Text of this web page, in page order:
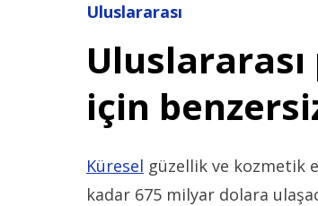
Uluslararası
için
Küresel güzellik ve kozmetik
kadar 675 milyar dolara